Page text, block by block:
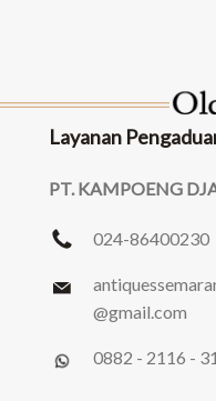
Layanan
PT. KAMPOENG
024-86400230
@gmail.com
0882 - 2116 -